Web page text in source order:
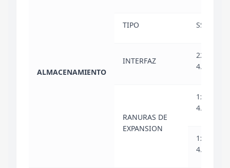
ALMACENAMIENTO
TIPO SSD M.2
INTERFAZ
2280
4.0
RANURAS DE
EXPANSION
1x M.2
4.0x4
1x M.2
4.0x4